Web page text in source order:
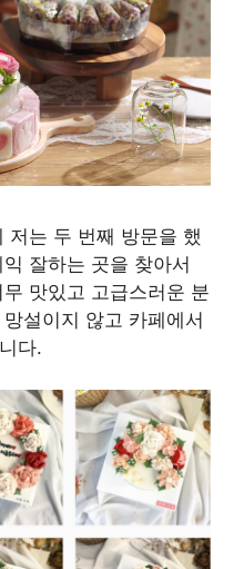
저는 두 번째 방문을 했
잘하는 곳을 찾아서
맛있고 고급스러운 분
설이지 않고 카페에서
다.